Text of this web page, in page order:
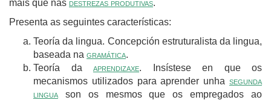
máis que nas destrezas produtivas.
Presenta as seguintes características:
Teoría da lingua. Concepción estruturalista da lingua,
baseada na gramática.
Teoría da aprendizaxe. Insístese en que os
mecanismos utilizados para aprender unha segunda
lingua son os mesmos que os empregados ao